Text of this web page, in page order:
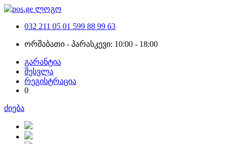
032 211 05 01 599 88 99 63
ორშაბათი - პარასკევი: 10:00 - 18:00
გარანტია
შესვლა
რეგისტრაცია
0
ძიება